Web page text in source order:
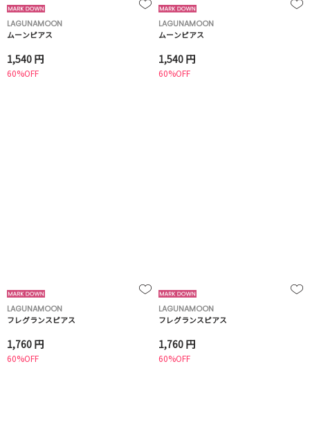
LAGUNAMOON
ムーンピアス
1,540 円
60%OFF
LAGUNAMOON
ムーンピアス
1,540 円
60%OFF
LAGUNAMOON
フレグランスピアス
1,760 円
60%OFF
LAGUNAMOON
フレグランスピアス
1,760 円
60%OFF